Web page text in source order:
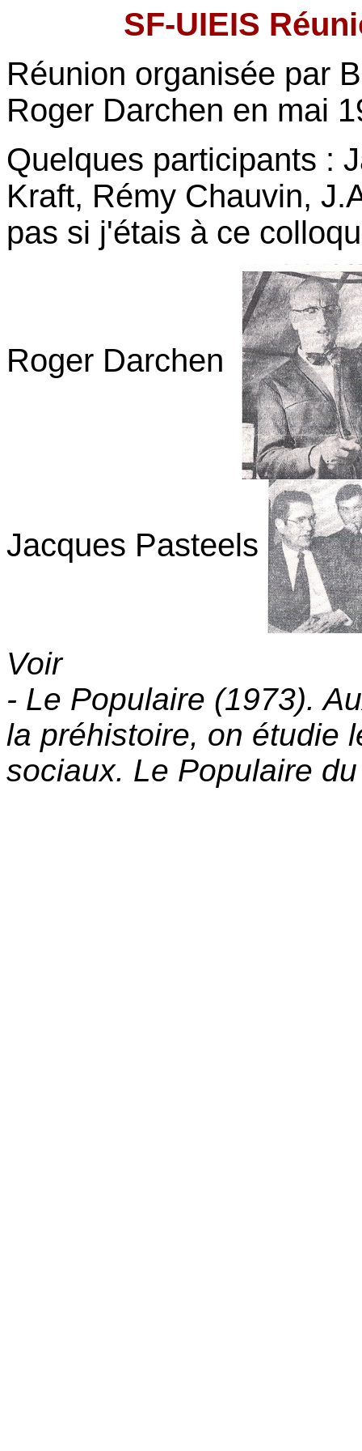
SF-UIEIS
Réunion organisée par
Roger Darchen en mai
Quelques participants :
Kraft, Rémy Chauvin,
pas si j'étais à ce
Roger Darchen
Jacques Pasteels
Voir
- Le Populaire (1973).
la préhistoire, on étudie
sociaux. Le Populaire